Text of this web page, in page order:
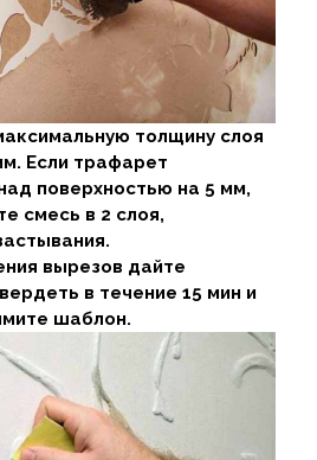
толщину слоя
Если трафарет
поверхностью на 5 мм,
смесь в 2 слоя,
вырезов дайте
в течение 15 мин и
шаблон.